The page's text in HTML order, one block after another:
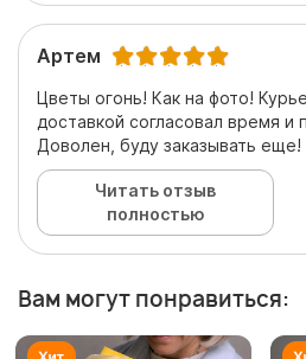
Артем
Цветы огонь! Как на фото!
доставкой согласовал время и
Доволен, буду заказывать еще!
Читать отзыв
полностью
Вам могут понравиться: